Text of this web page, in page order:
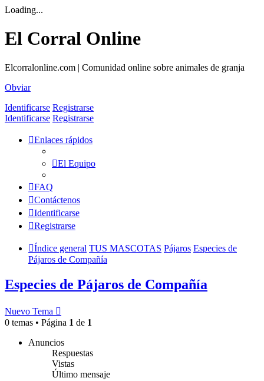
Loading...
El Corral Online
Elcorralonline.com | Comunidad online sobre animales de granja
Obviar
Identificarse Registrarse
Identificarse Registrarse
Enlaces rápidos
El Equipo
FAQ
Contáctenos
Identificarse
Registrarse
Índice general TUS MASCOTAS Pájaros Especies de
Pájaros de Compañía
Especies de Pájaros de Compañía
Nuevo Tema
0 temas • Página 1 de 1
Anuncios
Respuestas
Vistas
Último mensaje